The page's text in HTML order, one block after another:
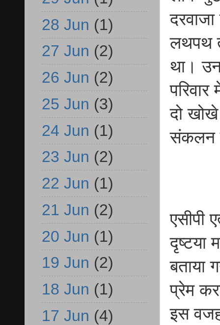
लथपथ
था।
दो खोखे
संकलन
एसीपी
दृष्टया
बताया
प्रेम
इस
28 Jun (1)
27 Jun (2)
26 Jun (2)
25 Jun (3)
24 Jun (1)
23 Jun (2)
22 Jun (1)
21 Jun (2)
20 Jun (1)
19 Jun (2)
18 Jun (1)
17 Jun (4)